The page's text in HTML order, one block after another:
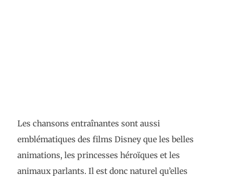
Les chansons entraînantes sont aussi
emblématiques des films Disney que les belles
animations, les princesses héroïques et les
animaux parlants. Il est donc naturel qu’elles